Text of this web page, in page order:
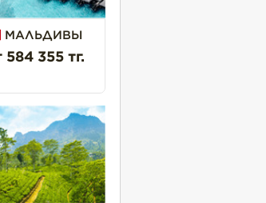
МАЛЬДИВЫ
584 355 тг.